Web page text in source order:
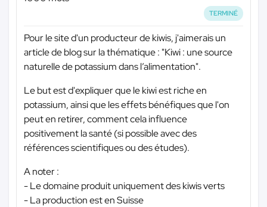
TERMINÉ
Pour le site d'un producteur de kiwis, j'aimerais un
article de blog sur la thématique : "Kiwi : une source
naturelle de potassium dans l’alimentation".
Le but est d'expliquer que le kiwi est riche en
potassium, ainsi que les effets bénéfiques que l'on
peut en retirer, comment cela influence
positivement la santé (si possible avec des
références scientifiques ou des études).
A noter :
- Le domaine produit uniquement des kiwis verts
- La production est en Suisse